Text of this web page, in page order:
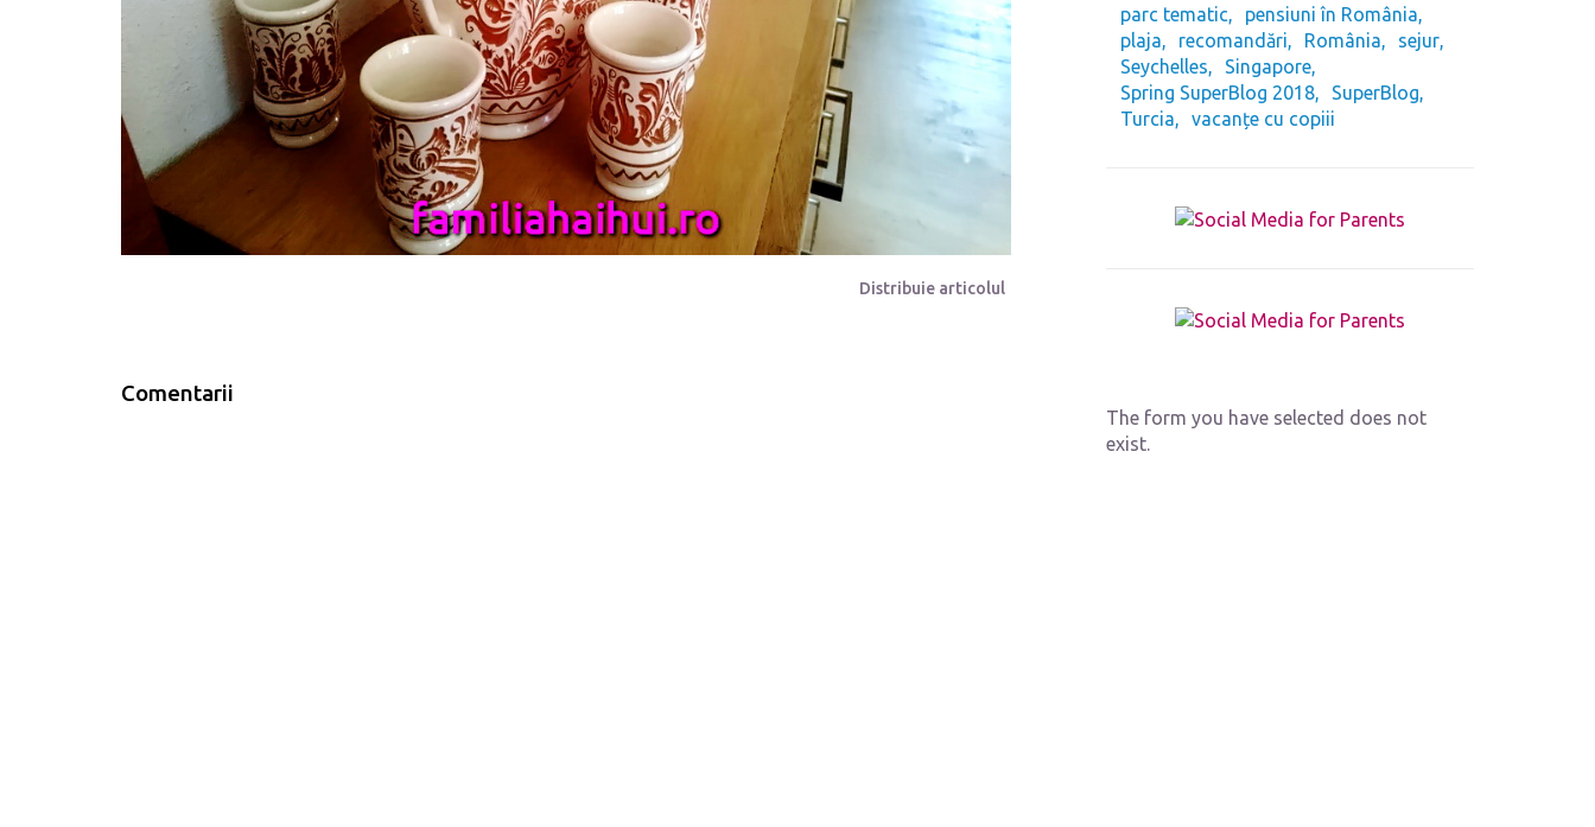
Distribuie articolul
Comentarii
parc tematic
pensiuni în România
plaja
recomandări România
sejur
Seychelles
Singapore
Spring SuperBlog 2018
SuperBlog
Turcia
vacanțe cu copiii
The form you have selected does not
exist.